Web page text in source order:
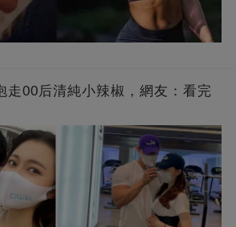
走00后清純小辣椒，網友：看完